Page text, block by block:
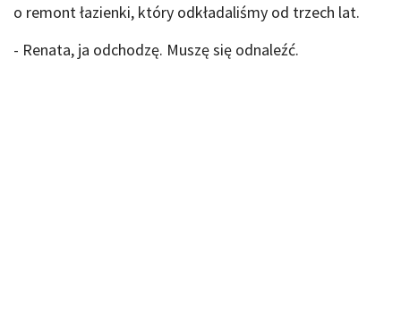
o remont łazienki, który odkładaliśmy od trzech lat.
- Renata, ja odchodzę. Muszę się odnaleźć.